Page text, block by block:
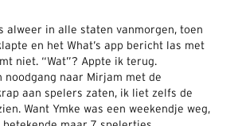
alweer in alle staten vanmorgen, toen
en het What’s app bericht las met
niet. “Wat”? Appte ik terug.
noodgang naar Mirjam met de
aan spelers zaten, ik liet zelfs de
Want Ymke was een weekendje weg,